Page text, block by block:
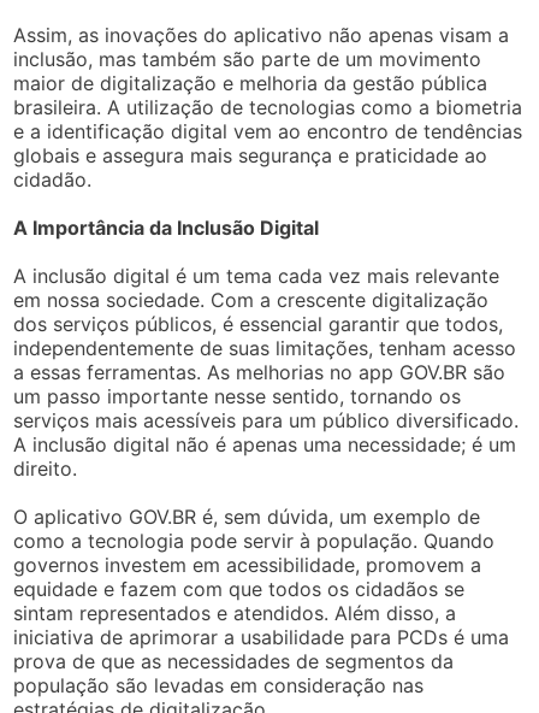
Assim, as inovações do aplicativo não apenas visam a
inclusão, mas também são parte de um movimento
maior de digitalização e melhoria da gestão pública
brasileira. A utilização de tecnologias como a biometria
e a identificação digital vem ao encontro de tendências
globais e assegura mais segurança e praticidade ao
cidadão.
A Importância da Inclusão Digital
A inclusão digital é um tema cada vez mais relevante
em nossa sociedade. Com a crescente digitalização
dos serviços públicos, é essencial garantir que todos,
independentemente de suas limitações, tenham acesso
a essas ferramentas. As melhorias no app GOV.BR são
um passo importante nesse sentido, tornando os
serviços mais acessíveis para um público diversificado.
A inclusão digital não é apenas uma necessidade; é um
direito.
O aplicativo GOV.BR é, sem dúvida, um exemplo de
como a tecnologia pode servir à população. Quando
governos investem em acessibilidade, promovem a
equidade e fazem com que todos os cidadãos se
sintam representados e atendidos. Além disso, a
iniciativa de aprimorar a usabilidade para PCDs é uma
prova de que as necessidades de segmentos da
população são levadas em consideração nas